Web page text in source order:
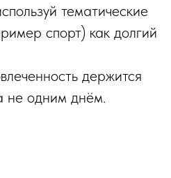
тематические
спорт) как долгий
держится
не одним днём.